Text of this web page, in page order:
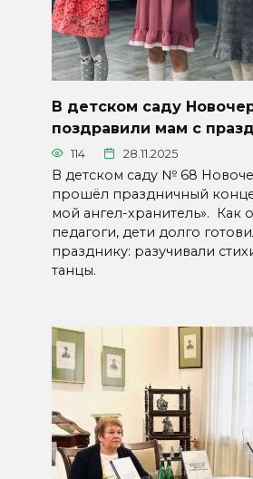
В детском саду
поздравили мам с
114 28.11.2025
В детском саду № 68
прошёл праздничный
мой ангел-хранитель». Как
педагоги, дети долго
празднику: разучивали
танцы.